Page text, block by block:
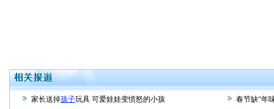
家长送掉孩子玩具 可爱娃娃变愤怒的小孩
春节缺“年